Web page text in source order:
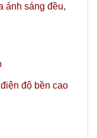
ánh sáng đều,
độ bền cao